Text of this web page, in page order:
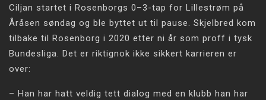
Ciljan startet i Rosenborgs 0–3-tap for Lillestrøm på
Åråsen søndag og ble byttet ut til pause. Skjelbred kom
tilbake til Rosenborg i 2020 etter ni år som proff i tysk
Bundesliga. Det er riktignok ikke sikkert karrieren er
over:
– Han har hatt veldig tett dialog med en klubb han har